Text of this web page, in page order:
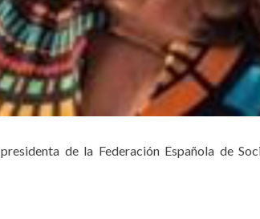
presidenta de la Federación Española de